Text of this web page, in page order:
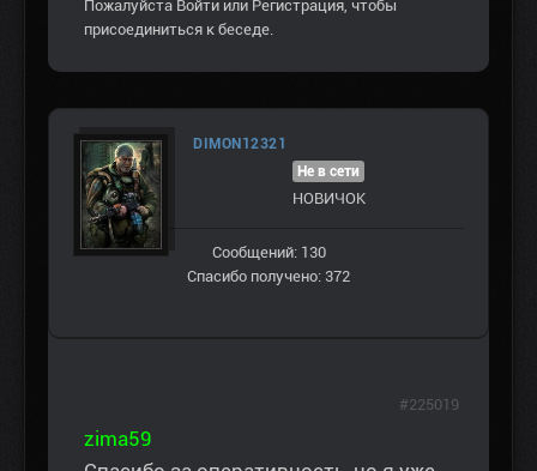
Пожалуйста Войти или Регистрация, чтобы
присоединиться к беседе.
DIMON12321
Не в сети
НОВИЧОК
Сообщений: 130
Спасибо получено: 372
zima59
#225019